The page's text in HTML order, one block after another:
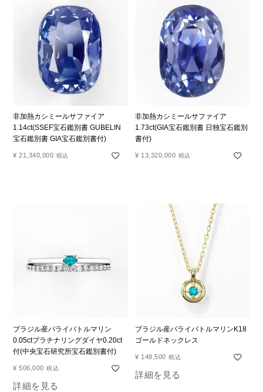
非加熱カシミールサファイア
1.14ct(SSEF宝石鑑別書 GUBELIN
宝石鑑別書 GIA宝石鑑別書付)
¥ 21,340,000 税込
非加熱カシミールサファイア
1.73ct(GIA宝石鑑別書 日独宝石鑑別
書付)
¥ 13,320,000 税込
ブラジル産パライバトルマリン
0.05ctプラチナリングダイヤ0.20ct
付(中央宝石研究所宝石鑑別書付)
¥ 506,000 税込
詳細を見る
ブラジル産パライバトルマリンK18
ゴールドネックレス
¥ 148,500 税込
詳細を見る